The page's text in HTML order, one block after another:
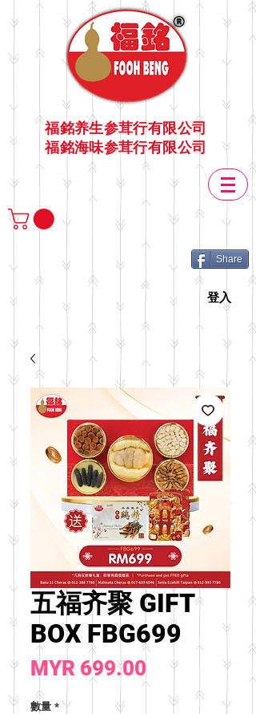
福銘养生参茸行有限公司
福銘海味参茸行有限公司
Share
登入
五福齐聚 GIFT
BOX FBG699
MYR 699.00
格
數量 *